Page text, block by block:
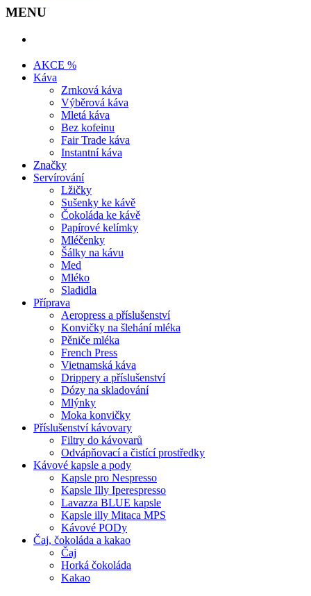
MENU
AKCE %
Káva
Zrnková káva
Výběrová káva
Mletá káva
Bez kofeinu
Fair Trade káva
Instantní káva
Značky
Servírování
Lžičky
Sušenky ke kávě
Čokoláda ke kávě
Papírové kelímky
Mléčenky
Šálky na kávu
Med
Mléko
Sladidla
Příprava
Aeropress a příslušenství
Konvičky na šlehání mléka
Pěniče mléka
French Press
Vietnamská káva
Drippery a příslušenství
Dózy na skladování
Mlýnky
Moka konvičky
Příslušenství kávovary
Filtry do kávovarů
Odvápňovací a čistící prostředky
Kávové kapsle a pody
Kapsle pro Nespresso
Kapsle Illy Iperespresso
Lavazza BLUE kapsle
Kapsle illy Mitaca MPS
Kávové PODy
Čaj, čokoláda a kakao
Čaj
Horká čokoláda
Kakao